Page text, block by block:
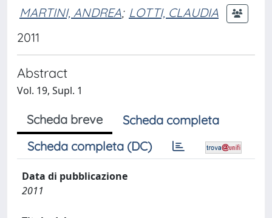
MARTINI, ANDREA; LOTTI, CLAUDIA
2011
Abstract
Vol. 19, Supl. 1
Scheda breve
Scheda completa
Scheda completa (DC)
Data di pubblicazione
2011